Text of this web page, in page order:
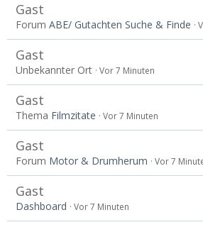
Gast
Forum ABE/ Gutachten Suche & Finde
Gast
Unbekannter Ort Vor 7 Minuten
Gast
Thema Filmzitate Vor 7 Minuten
Gast
Forum Motor & Drumherum Vor 7
Gast
Dashboard Vor 7 Minuten